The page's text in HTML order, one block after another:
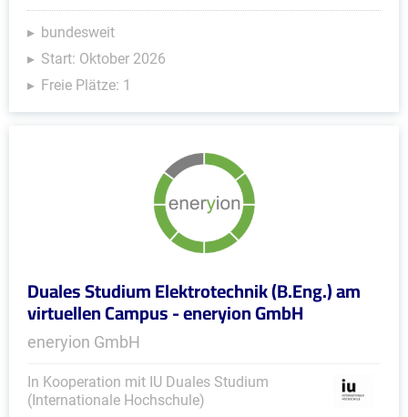
bundesweit
Start: Oktober 2026
Freie Plätze: 1
Duales Studium Elektrotechnik (B.Eng.) am
virtuellen Campus - eneryion GmbH
eneryion GmbH
In Kooperation mit IU Duales Studium
(Internationale Hochschule)